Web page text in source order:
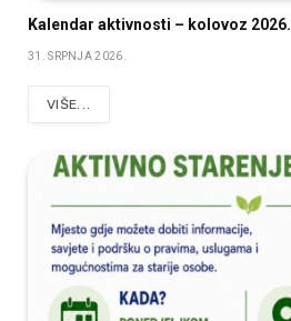
Kalendar aktivnosti – kolovoz 2026.
31. SRPNJA 2026.
VIŠE...